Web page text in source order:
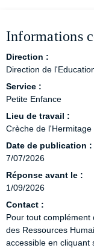
Informations
Direction :
Direction de
Service :
Petite Enfance
Lieu de travail :
Crèche de l'Hermitage
Date de publication :
7/07/2026
Réponse avant le :
1/09/2026
Contact :
Pour tout complément
des Ressources
accessible en cliquant